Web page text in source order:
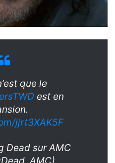
que le
est en
jjrt3XAK5F
Dead sur AMC